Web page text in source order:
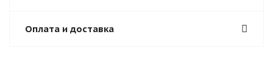
Оплата и доставка